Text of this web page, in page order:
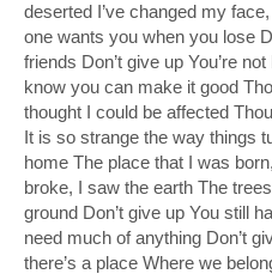
deserted I’ve changed my
one wants you when you lose
friends Don’t give up You’re
know you can make it good
thought I could be affected
It is so strange the way things
home The place that I was
broke, I saw the earth The
ground Don’t give up You still
need much of anything Don’t
there’s a place Where we